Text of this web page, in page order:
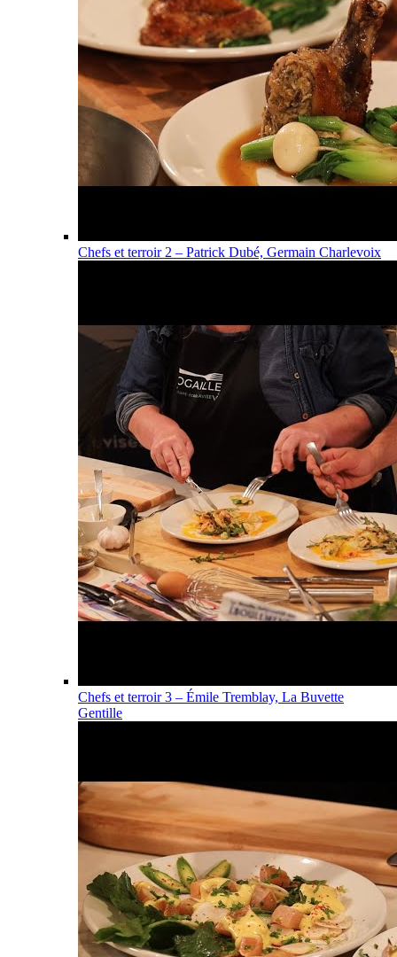
Chefs et terroir 2 – Patrick Dubé, Germain Charlevoix
Chefs et terroir 3 – Émile Tremblay, La Buvette
Gentille